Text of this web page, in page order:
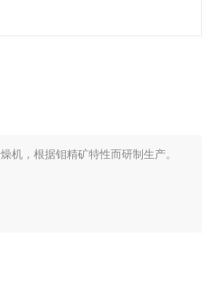
机，根据钼精矿特性而研制生产。